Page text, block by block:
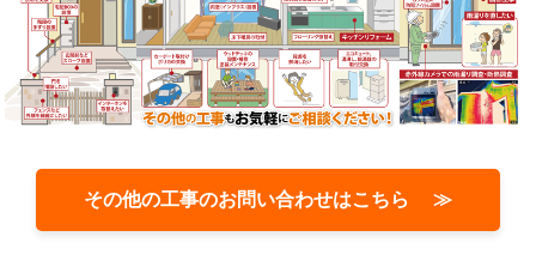
その他の工事のお問い合わせはこちら ≫